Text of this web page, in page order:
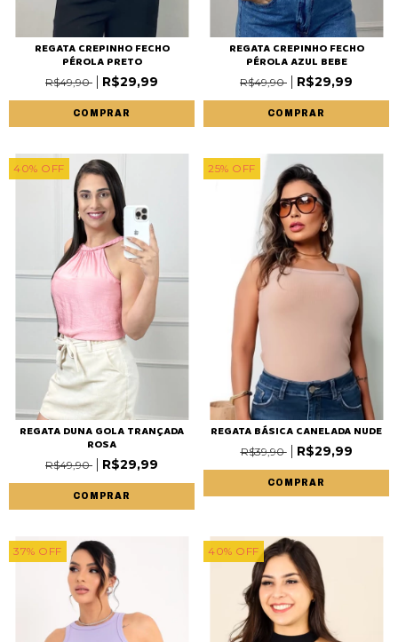
REGATA CREPINHO FECHO
PÉROLA PRETO
R$49,90 R$29,99
COMPRAR
REGATA CREPINHO FECHO
PÉROLA AZUL BEBE
R$49,90 R$29,99
COMPRAR
40% OFF
REGATA DUNA GOLA TRANÇADA
ROSA
R$49,90 R$29,99
COMPRAR
25% OFF
REGATA BÁSICA CANELADA NUDE
R$39,90 R$29,99
COMPRAR
37% OFF 40% OFF